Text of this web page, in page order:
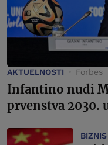
AKTUELNOSTI Forbes
Infantino nudi
prvenstva 2030.
BIZNIS